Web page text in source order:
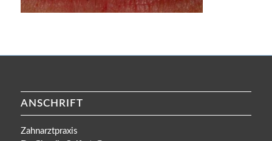
ANSCHRIFT
Zahnarztpraxis